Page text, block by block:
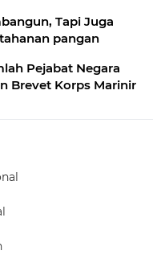
Tapi Juga
Menanam Harapan Melalui Ketahanan pangan
Pejabat Negara
Brevet Korps Marinir